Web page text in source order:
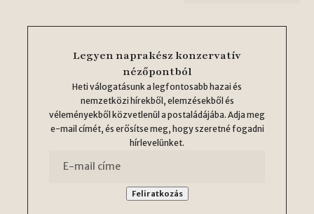
Legyen naprakész konzervatív
nézőpontból
Heti válogatásunk a legfontosabb hazai és
nemzetközi hírekből, elemzésekből és
véleményekből közvetlenül a postaládájába. Adja meg
e-mail címét, és erősítse meg, hogy szeretné fogadni
hírlevelünket.